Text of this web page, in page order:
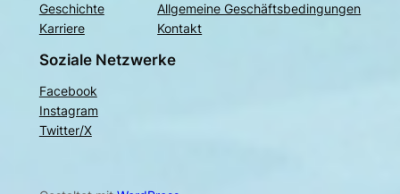
Geschichte
Karriere
Allgemeine Geschäftsbedingungen
Kontakt
Soziale Netzwerke
Facebook
Instagram
Twitter/X